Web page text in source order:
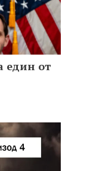
един от